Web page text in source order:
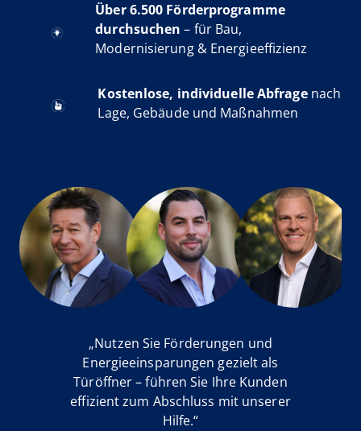
Über 6.500 Förderprogramme
durchsuchen – für Bau,
Modernisierung & Energieeffizienz
Kostenlose, individuelle Abfragenach
Lage, Gebäude und Maßnahmen
„Nutzen Sie Förderungen und
Energieeinsparungen gezielt als
Türöffner – führen Sie Ihre Kunden
effizient zum Abschluss mit unserer
Hilfe.“